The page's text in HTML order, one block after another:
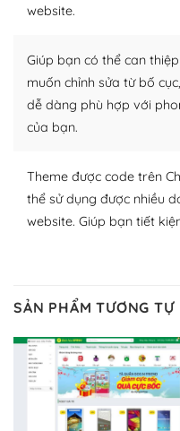
nhiều plugin trả phí hoặc
Nhờ lượng người dùng
plugin của WordPress
thích chọn lựa plugin và
lập website của mình.
– Dễ sử dụng
Và bạn có toàn quyền
trang web WordPress
Dễ dàng lựa chọn
– Bảo mật cực tốt
website.
Giúp bạn có thể can
muốn chỉnh sửa từ bố
dễ dàng phù hợp với
của bạn.
Theme được code trên
thể sử dụng được nhiều
website. Giúp bạn tiết
SẢN PHẨM TƯƠNG TỰ